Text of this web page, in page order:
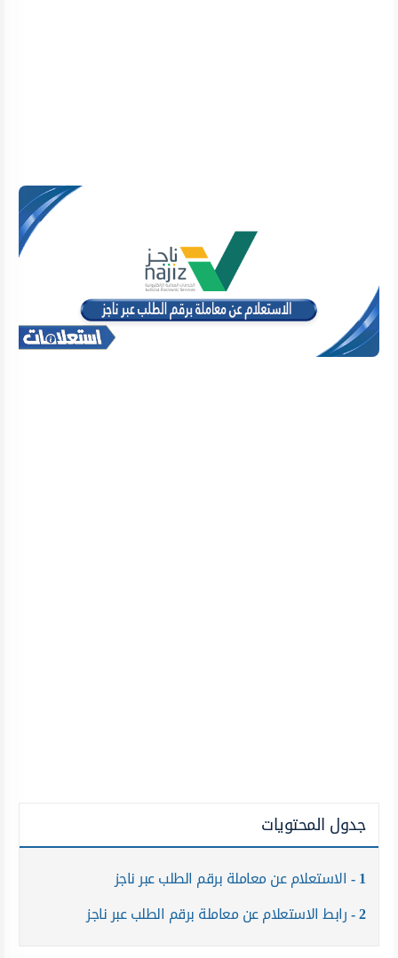
جدول المحتويات
1 الاستعلام عن معاملة برقم الطلب عبر ناجز
2 رابط الاستعلام عن معاملة برقم الطلب عبر ناجز